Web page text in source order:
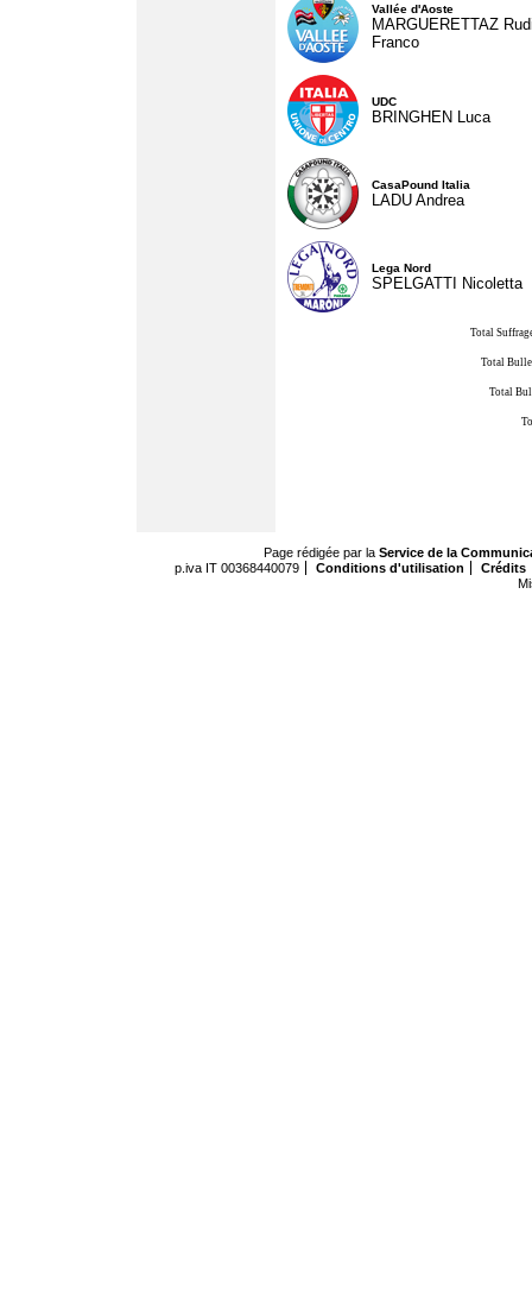
Vallée d'Aoste
MARGUERETTAZ
Franco
UDC
BRINGHEN Luca
CasaPound Italia
LADU Andrea
Lega Nord
SPELGATTI Nicoletta
Total
Total
Total
Page rédigée par la Service de la
p.iva IT 00368440079
Conditions d'utilisation
Crédits